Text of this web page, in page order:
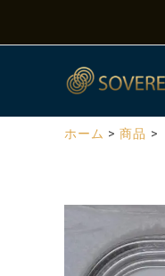
ッ
ホーム 商品